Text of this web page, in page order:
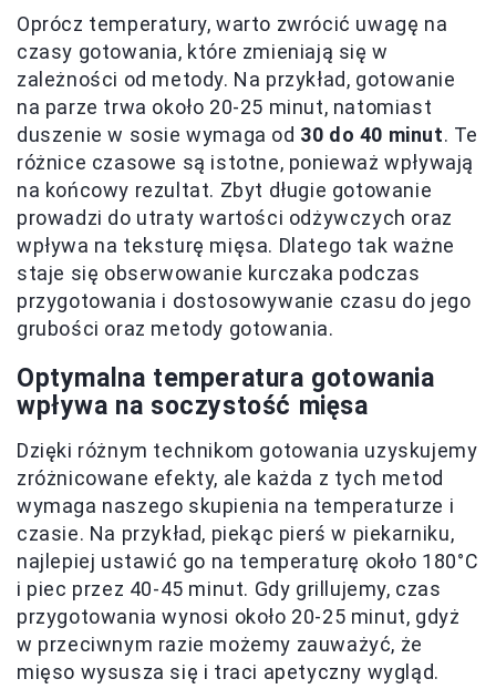
Oprócz temperatury, warto zwrócić uwagę na
czasy gotowania, które zmieniają się w
zależności od metody. Na przykład, gotowanie
na parze trwa około 20-25 minut, natomiast
duszenie w sosie wymaga od 30 do 40 minut. Te
różnice czasowe są istotne, ponieważ wpływają
na końcowy rezultat. Zbyt długie gotowanie
prowadzi do utraty wartości odżywczych oraz
wpływa na teksturę mięsa. Dlatego tak ważne
staje się obserwowanie kurczaka podczas
przygotowania i dostosowywanie czasu do jego
grubości oraz metody gotowania.
Optymalna temperatura gotowania
wpływa na soczystość mięsa
Dzięki różnym technikom gotowania uzyskujemy
zróżnicowane efekty, ale każda z tych metod
wymaga naszego skupienia na temperaturze i
czasie. Na przykład, piekąc pierś w piekarniku,
najlepiej ustawić go na temperaturę około 180°C
i piec przez 40-45 minut. Gdy grillujemy, czas
przygotowania wynosi około 20-25 minut, gdyż
w przeciwnym razie możemy zauważyć, że
mięso wysusza się i traci apetyczny wygląd.